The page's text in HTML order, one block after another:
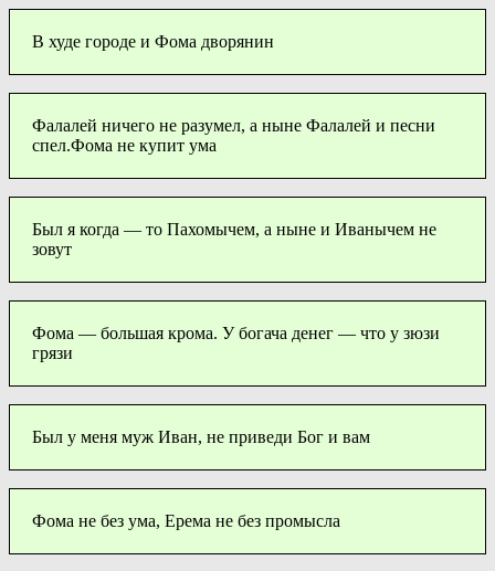
В худе городе и Фома дворянин
Фалалей ничего не разумел, а ныне Фалалей и песни
спел.Фома не купит ума
Был я когда — то Пахомычем, а ныне и Иванычем не
зовут
Фома — большая крома. У богача денег — что у зюзи
грязи
Был у меня муж Иван, не приведи Бог и вам
Фома не без ума, Ерема не без промысла